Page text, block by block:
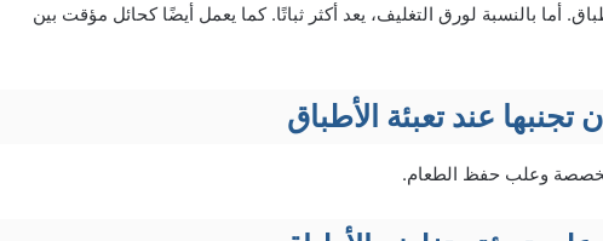
أما بالنسبة لورق التغليف، يعد أكثر ثباتًا. كما يعمل أيضًا كحائل مؤقت بين
عند تعبئة الأطباق
وعلب حفظ الطعام.